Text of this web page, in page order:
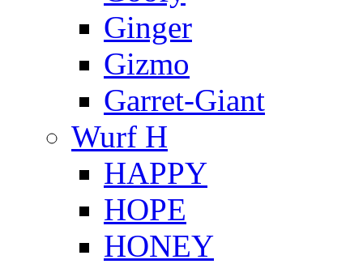
Ginger
Gizmo
Garret-Giant
Wurf H
HAPPY
HOPE
HONEY